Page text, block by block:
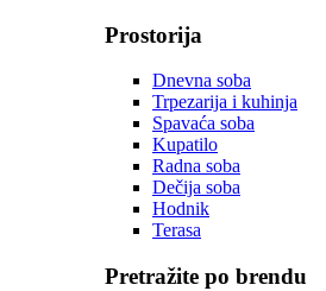
Prostorija
Dnevna soba
Trpezarija i kuhinja
Spavaća soba
Kupatilo
Radna soba
Dečija soba
Hodnik
Terasa
Pretražite po brendu